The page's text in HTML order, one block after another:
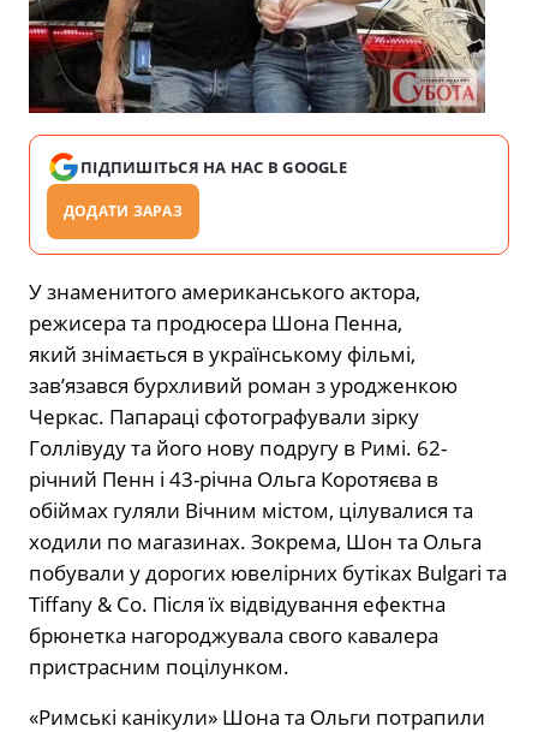
ПІДПИШІТЬСЯ НА НАС В GOOGLE
ДОДАТИ ЗАРАЗ
У знаменитого американського актора,
режисера та продюсера Шона Пенна,
який знімається в українському фільмі,
зав’язався бурхливий роман з уродженкою
Черкас. Папараці сфотографували зірку
Голлівуду та його нову подругу в Римі. 62-
річний Пенн і 43-річна Ольга Коротяєва в
обіймах гуляли Вічним містом, цілувалися та
ходили по магазинах. Зокрема, Шон та Ольга
побували у дорогих ювелірних бутіках Bulgari та
Tiffany & Co. Після їх відвідування ефектна
брюнетка нагороджувала свого кавалера
пристрасним поцілунком.
«Римські канікули» Шона та Ольги потрапили